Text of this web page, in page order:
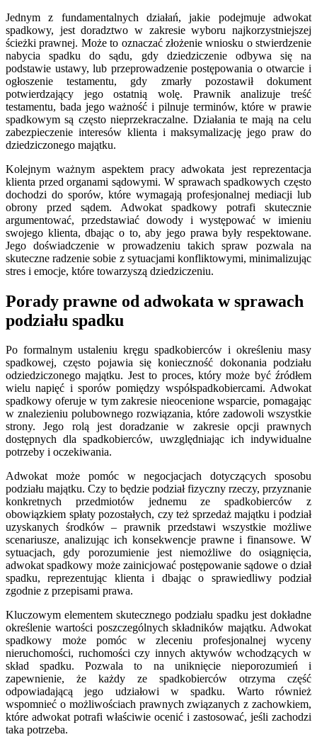
Jednym z fundamentalnych działań, jakie podejmuje adwokat
spadkowy, jest doradztwo w zakresie wyboru najkorzystniejszej
ścieżki prawnej. Może to oznaczać złożenie wniosku o stwierdzenie
nabycia spadku do sądu, gdy dziedziczenie odbywa się na
podstawie ustawy, lub przeprowadzenie postępowania o otwarcie i
ogłoszenie testamentu, gdy zmarły pozostawił dokument
potwierdzający jego ostatnią wolę. Prawnik analizuje treść
testamentu, bada jego ważność i pilnuje terminów, które w prawie
spadkowym są często nieprzekraczalne. Działania te mają na celu
zabezpieczenie interesów klienta i maksymalizację jego praw do
dziedziczonego majątku.
Kolejnym ważnym aspektem pracy adwokata jest reprezentacja
klienta przed organami sądowymi. W sprawach spadkowych często
dochodzi do sporów, które wymagają profesjonalnej mediacji lub
obrony przed sądem. Adwokat spadkowy potrafi skutecznie
argumentować, przedstawiać dowody i występować w imieniu
swojego klienta, dbając o to, aby jego prawa były respektowane.
Jego doświadczenie w prowadzeniu takich spraw pozwala na
skuteczne radzenie sobie z sytuacjami konfliktowymi, minimalizując
stres i emocje, które towarzyszą dziedziczeniu.
Porady prawne od adwokata w sprawach
podziału spadku
Po formalnym ustaleniu kręgu spadkobierców i określeniu masy
spadkowej, często pojawia się konieczność dokonania podziału
odziedziczonego majątku. Jest to proces, który może być źródłem
wielu napięć i sporów pomiędzy współspadkobiercami. Adwokat
spadkowy oferuje w tym zakresie nieocenione wsparcie, pomagając
w znalezieniu polubownego rozwiązania, które zadowoli wszystkie
strony. Jego rolą jest doradzanie w zakresie opcji prawnych
dostępnych dla spadkobierców, uwzględniając ich indywidualne
potrzeby i oczekiwania.
Adwokat może pomóc w negocjacjach dotyczących sposobu
podziału majątku. Czy to będzie podział fizyczny rzeczy, przyznanie
konkretnych przedmiotów jednemu ze spadkobierców z
obowiązkiem spłaty pozostałych, czy też sprzedaż majątku i podział
uzyskanych środków – prawnik przedstawi wszystkie możliwe
scenariusze, analizując ich konsekwencje prawne i finansowe. W
sytuacjach, gdy porozumienie jest niemożliwe do osiągnięcia,
adwokat spadkowy może zainicjować postępowanie sądowe o dział
spadku, reprezentując klienta i dbając o sprawiedliwy podział
zgodnie z przepisami prawa.
Kluczowym elementem skutecznego podziału spadku jest dokładne
określenie wartości poszczególnych składników majątku. Adwokat
spadkowy może pomóc w zleceniu profesjonalnej wyceny
nieruchomości, ruchomości czy innych aktywów wchodzących w
skład spadku. Pozwala to na uniknięcie nieporozumień i
zapewnienie, że każdy ze spadkobierców otrzyma część
odpowiadającą jego udziałowi w spadku. Warto również
wspomnieć o możliwościach prawnych związanych z zachowkiem,
które adwokat potrafi właściwie ocenić i zastosować, jeśli zachodzi
taka potrzeba.